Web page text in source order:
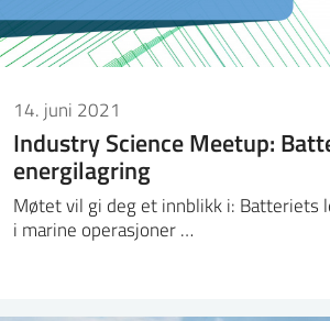
14. juni 2021
Industry Science Meetup:
energilagring
Møtet vil gi deg et innblikk i: Batteriets
i marine operasjoner …